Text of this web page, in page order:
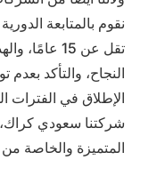
نقوم بالمتابعة
تقل عن 15
النجاح، والتأكد
الإطلاق في الفترات
شركتنا سعودي
المتميزة والخاصة